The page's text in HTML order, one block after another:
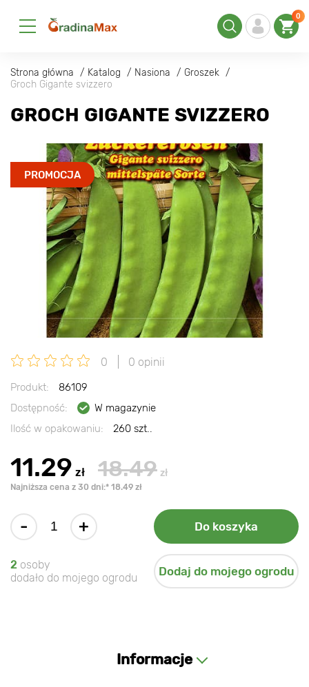
0
Strona główna Katalog Nasiona
Groszek
Groch Gigante svizzero
GROCH GIGANTE SVIZZERO
PROMOCJA
0 0 opinii
Produkt:
86109
Dostępność:
W magazynie
Ilość w opakowaniu:
260 szt..
11.29 zł 18.49 zł
Najniższa cena z 30 dni:* 18.49 zł
- + Do koszyka
2 osoby
dodało do mojego ogrodu
Dodaj do mojego ogrodu
Informacje